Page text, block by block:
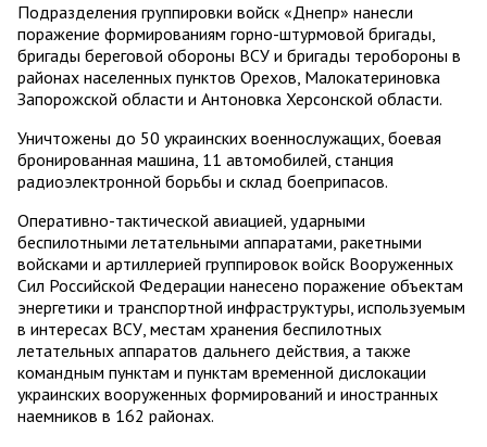
Подразделения группировки войск «Днепр» нанесли
поражение формированиям горно-штурмовой бригады,
бригады береговой обороны ВСУ и бригады теробороны в
районах населенных пунктов Орехов, Малокатериновка
Запорожской области и Антоновка Херсонской области.
Уничтожены до 50 украинских военнослужащих, боевая
бронированная машина, 11 автомобилей, станция
радиоэлектронной борьбы и склад боеприпасов.
Оперативно-тактической авиацией, ударными
беспилотными летательными аппаратами, ракетными
войсками и артиллерией группировок войск Вооруженных
Сил Российской Федерации нанесено поражение объектам
энергетики и транспортной инфраструктуры, используемым
в интересах ВСУ, местам хранения беспилотных
летательных аппаратов дальнего действия, а также
командным пунктам и пунктам временной дислокации
украинских вооруженных формирований и иностранных
наемников в 162 районах.